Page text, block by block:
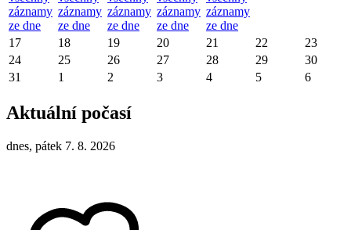
záznamy
ze dne
záznamy
ze dne
záznamy
ze dne
záznamy
ze dne
záznamy
ze dne
17 18 19 20 21 22
23
24
25 26 27 28 29
30
31
1 2 3 4 5 6
Aktuální počasí
dnes, pátek 7. 8. 2026